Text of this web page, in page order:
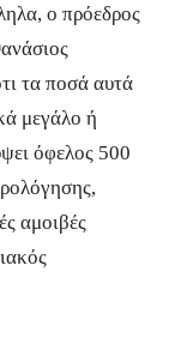
ο πρόεδρος
τα ποσά αυτά
μεγάλο ή
όφελος 500
αμοιβές